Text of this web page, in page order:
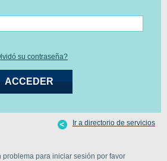
su contraseña?
problema para iniciar sesión por favor
Ir a directorio de servicios